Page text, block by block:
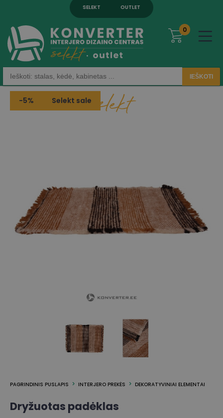
SELEKT OUTLET
0
IEŠKOTI
-5% Selekt sale
PAGRINDINIS PUSLAPIS INTERJERO PREKĖS DEKORATYVINIAI ELEMENTAI
Dryžuotas padėklas